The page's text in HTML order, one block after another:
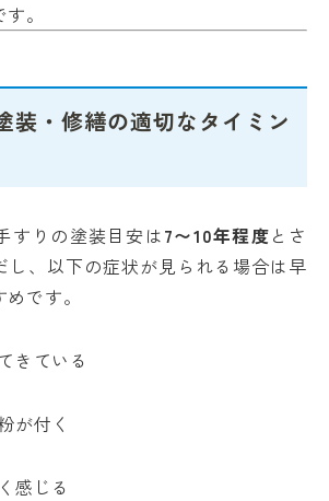
。
装・修繕の適切なタイミン
すりの塗装目安は7〜10年程度とさ
し、以下の症状が見られる場合は早
です。
きている
が付く
感じる